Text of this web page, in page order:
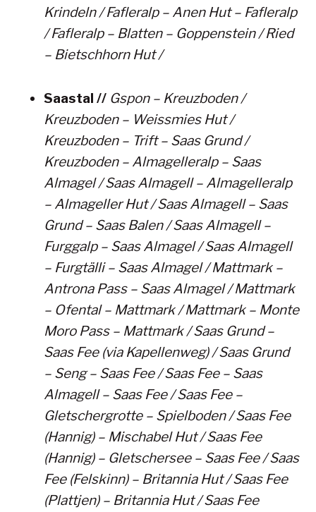
Krindeln / Fafleralp – Anen Hut – Fafleralp
/ Fafleralp – Blatten – Goppenstein / Ried
– Bietschhorn Hut /
Saastal // Gspon – Kreuzboden /
Kreuzboden – Weissmies Hut /
Kreuzboden – Trift – Saas Grund /
Kreuzboden – Almagelleralp – Saas
Almagel / Saas Almagell – Almagelleralp
– Almageller Hut / Saas Almagell – Saas
Grund – Saas Balen / Saas Almagell –
Furggalp – Saas Almagel / Saas Almagell
– Furgtälli – Saas Almagel / Mattmark –
Antrona Pass – Saas Almagel / Mattmark
– Ofental – Mattmark / Mattmark – Monte
Moro Pass – Mattmark / Saas Grund –
Saas Fee (via Kapellenweg) / Saas Grund
– Seng – Saas Fee / Saas Fee – Saas
Almagell – Saas Fee / Saas Fee –
Gletschergrotte – Spielboden / Saas Fee
(Hannig) – Mischabel Hut / Saas Fee
(Hannig) – Gletschersee – Saas Fee / Saas
Fee (Felskinn) – Britannia Hut / Saas Fee
(Plattjen) – Britannia Hut / Saas Fee